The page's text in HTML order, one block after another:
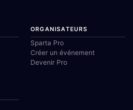
ORGANISATEURS
Sparta Pro
Créer un événement
Devenir Pro